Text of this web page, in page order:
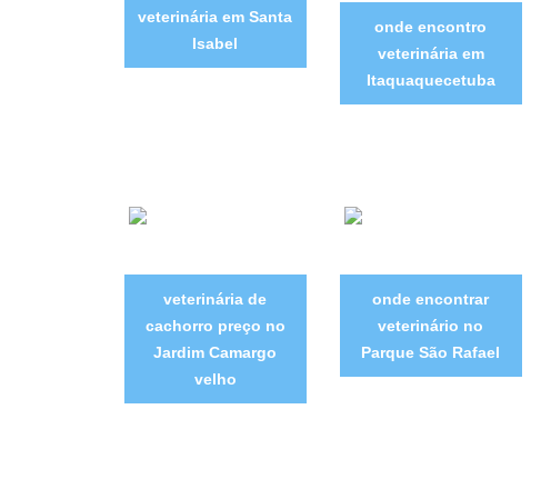
veterinária em Santa
Isabel
onde encontro
veterinária em
Itaquaquecetuba
veterinária de
cachorro preço no
Jardim Camargo
velho
onde encontrar
veterinário no
Parque São Rafael